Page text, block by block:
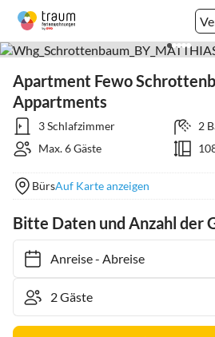
Apartment Fewo
Appartments
3 Schlafzimmer
2
Max. 6 Gäste
BürsAuf Karte anzeigen
Bitte Daten und Anzahl der
Anreise- Abreise